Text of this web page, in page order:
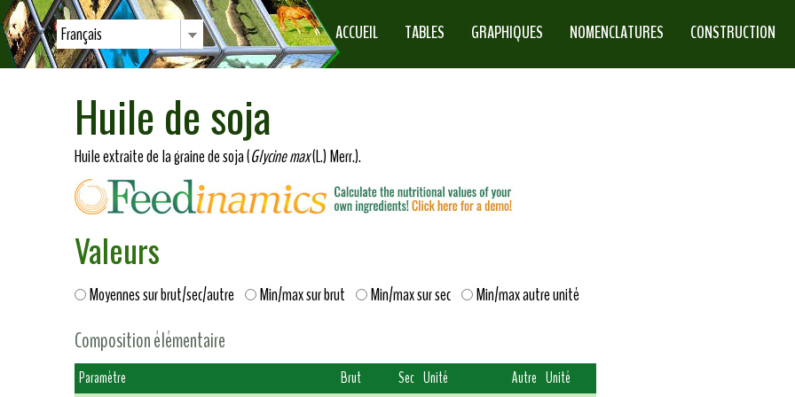
Français ACCUEIL TABLES GRAPHIQUES NOMENCLATURES CONSTRUCTION
Huile de soja
Huile extraite de la graine de soja (Glycine max(L.) Merr.).
Valeurs
Moyennes sur brut/sec/autre Min/max sur brut Min/max sur sec Min/max autre unité
Composition élémentaire
Paramètre Brut Sec Unité Autre Unité